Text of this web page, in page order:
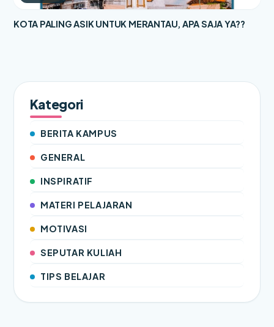
KOTA PALING ASIK UNTUK MERANTAU, APA SAJA YA??
Kategori
BERITA KAMPUS
GENERAL
INSPIRATIF
MATERI PELAJARAN
MOTIVASI
SEPUTAR KULIAH
TIPS BELAJAR